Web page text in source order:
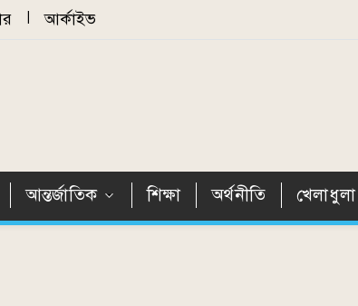
আর্কাইভ
আন্তর্জাতিক শিক্ষা অর্থনীতি খেলাধুলা